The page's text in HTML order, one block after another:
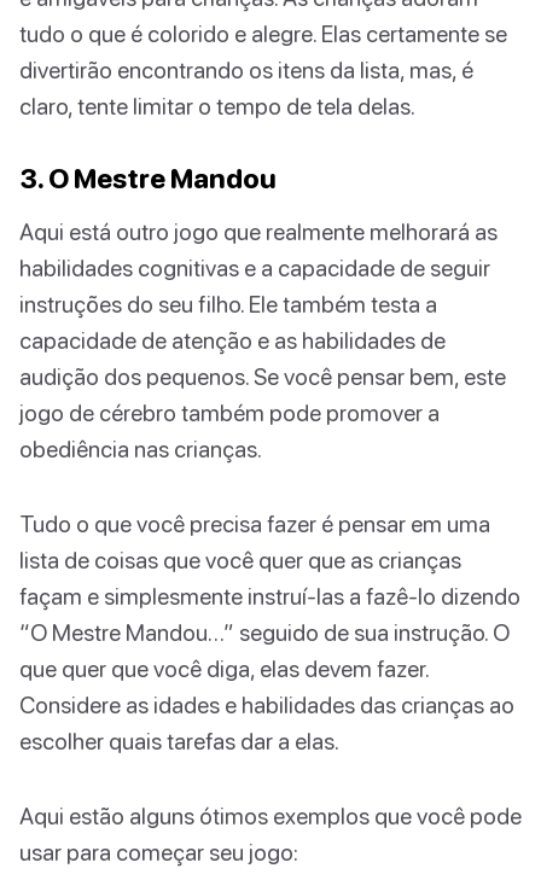
tudo o que é colorido e alegre. Elas certamente se
divertirão encontrando os itens da lista, mas, é
claro, tente limitar o tempo de tela delas.
3. O Mestre Mandou
Aqui está outro jogo que realmente melhorará as
habilidades cognitivas e a capacidade de seguir
instruções do seu filho. Ele também testa a
capacidade de atenção e as habilidades de
audição dos pequenos. Se você pensar bem, este
jogo de cérebro também pode promover a
obediência nas crianças.
Tudo o que você precisa fazer é pensar em uma
lista de coisas que você quer que as crianças
façam e simplesmente instruí-las a fazê-lo dizendo
“O Mestre Mandou…” seguido de sua instrução. O
que quer que você diga, elas devem fazer.
Considere as idades e habilidades das crianças ao
escolher quais tarefas dar a elas.
Aqui estão alguns ótimos exemplos que você pode
usar para começar seu jogo: